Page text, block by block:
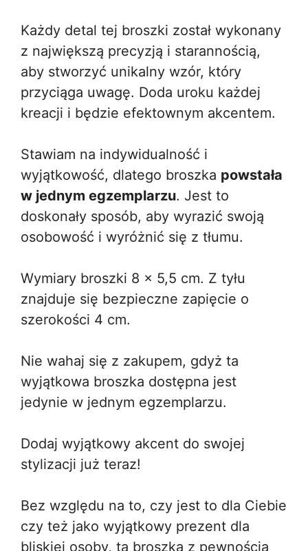
Każdy detal tej broszki został wykonany
z największą precyzją i starannością,
aby stworzyć unikalny wzór, który
przyciąga uwagę. Doda uroku każdej
kreacji i będzie efektownym akcentem.
Stawiam na indywidualność i
wyjątkowość, dlatego broszka powstała
w jednym egzemplarzu. Jest to
doskonały sposób, aby wyrazić swoją
osobowość i wyróżnić się z tłumu.
Wymiary broszki 8 x 5,5 cm. Z tyłu
znajduje się bezpieczne zapięcie o
szerokości 4 cm.
Nie wahaj się z zakupem, gdyż ta
wyjątkowa broszka dostępna jest
jedynie w jednym egzemplarzu.
Dodaj wyjątkowy akcent do swojej
stylizacji już teraz!
Bez względu na to, czy jest to dla Ciebie
czy też jako wyjątkowy prezent dla
bliskiej osoby, ta broszka z pewnością